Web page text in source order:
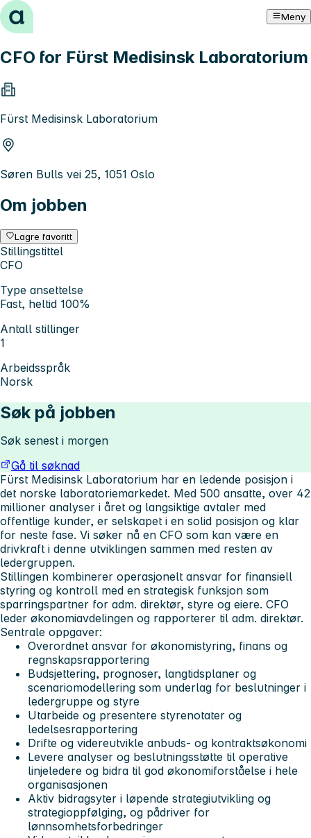
Hopp til innhold Meny
CFO for Fürst Medisinsk Laboratorium
Fürst Medisinsk Laboratorium
Søren Bulls vei 25, 1051 Oslo
Om jobben
Lagre favoritt
Stillingstittel
CFO
Type ansettelse
Fast, heltid 100%
Antall stillinger
1
Arbeidsspråk
Norsk
Søk på jobben
Søk senest i morgen
Gå til søknad
Fürst Medisinsk Laboratorium har en ledende posisjon i
det norske laboratoriemarkedet. Med 500 ansatte, over 42
millioner analyser i året og langsiktige avtaler med
offentlige kunder, er selskapet i en solid posisjon og klar
for neste fase. Vi søker nå en CFO som kan være en
drivkraft i denne utviklingen sammen med resten av
ledergruppen.
Stillingen kombinerer operasjonelt ansvar for finansiell
styring og kontroll med en strategisk funksjon som
sparringspartner for adm. direktør, styre og eiere. CFO
leder økonomiavdelingen og rapporterer til adm. direktør.
Sentrale oppgaver:
Overordnet ansvar for økonomistyring, finans og
regnskapsrapportering
Budsjettering, prognoser, langtidsplaner og
scenariomodellering som underlag for beslutninger i
ledergruppe og styre
Utarbeide og presentere styrenotater og
ledelsesrapportering
Drifte og videreutvikle anbuds- og kontraktsøkonomi
Levere analyser og beslutningsstøtte til operative
linjeledere og bidra til god økonomiforståelse i hele
organisasjonen
Aktiv bidragsyter i løpende strategiutvikling og
strategioppfølging, og pådriver for
lønnsomhetsforbedringer